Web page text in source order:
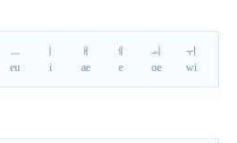
ㅡ
eu
i
ㅐ
ae
ㅔ
e
ㅚ
oe
ㅟ
wi